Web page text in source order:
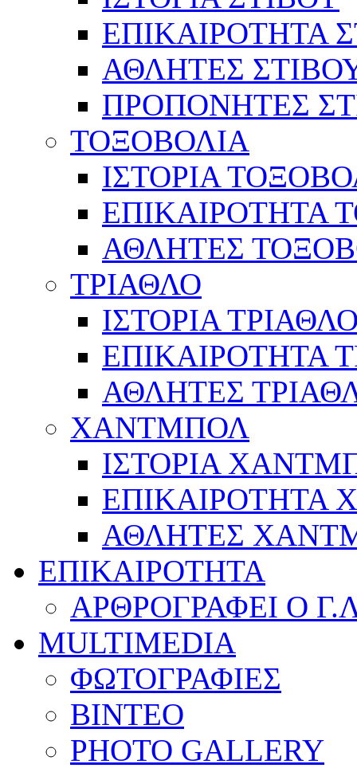
ΕΠΙΚΑΙΡΟΤΗΤΑ
ΑΘΛΗΤΕΣ
ΠΡΟΠΟΝΗΤΕΣ
ΤΟΞΟΒΟΛΙΑ
ΙΣΤΟΡΙΑ
ΕΠΙΚΑΙΡΟΤΗΤΑ
ΑΘΛΗΤΕΣ
ΤΡΙΑΘΛΟ
ΙΣΤΟΡΙΑ
ΕΠΙΚΑΙΡΟΤΗΤΑ
ΑΘΛΗΤΕΣ
ΧΑΝΤΜΠΟΛ
ΙΣΤΟΡΙΑ
ΕΠΙΚΑΙΡΟΤΗΤΑ
ΑΘΛΗΤΕΣ
ΕΠΙΚΑΙΡΟΤΗΤΑ
ΑΡΘΡΟΓΡΑΦΕΙ Ο
MULTIMEDIA
ΦΩΤΟΓΡΑΦΙΕΣ
ΒΙΝΤΕΟ
PHOTO GALLERY